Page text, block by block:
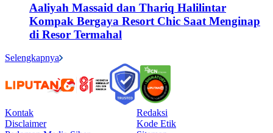
Aaliyah Massaid dan Thariq Halilintar
Kompak Bergaya Resort Chic Saat Menginap
di Resor Termahal
Selengkapnya
Kontak
Redaksi
Disclaimer
Kode Etik